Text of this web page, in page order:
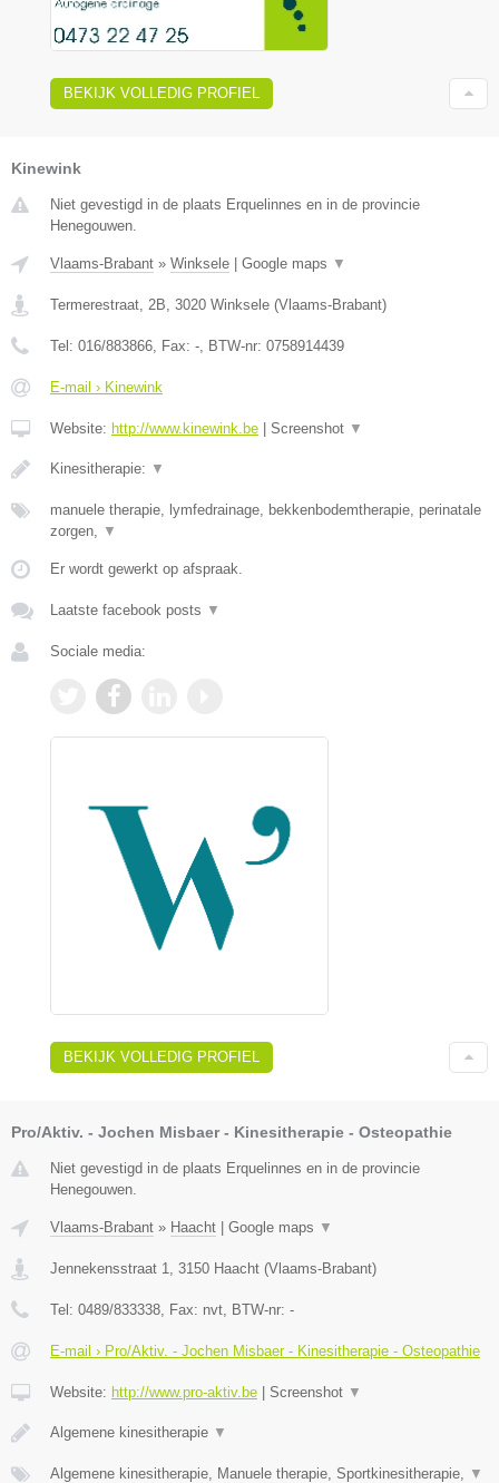
BEKIJK VOLLEDIG PROFIEL
Kinewink
Niet gevestigd in de plaats Erquelinnes en in de provincie
Henegouwen.
Vlaams-Brabant » Winksele Google maps ▼
Termerestraat, 2B 3020 Winksele (Vlaams-Brabant)
Tel: 016/883866 , Fax: - , BTW-nr: 0758914439
E-mail › Kinewink
Website: http://www.kinewink.be Screenshot ▼
Kinesitherapie: ▼
manuele therapie, lymfedrainage, bekkenbodemtherapie, perinatale
zorgen,
▼
Er wordt gewerkt op afspraak.
Laatste facebook posts ▼
Sociale media:
BEKIJK VOLLEDIG PROFIEL
Pro/Aktiv. - Jochen Misbaer - Kinesitherapie - Osteopathie
Niet gevestigd in de plaats Erquelinnes en in de provincie
Henegouwen.
Vlaams-Brabant » Haacht Google maps ▼
Jennekensstraat 1 3150 Haacht (Vlaams-Brabant)
Tel: 0489/833338 , Fax: nvt , BTW-nr: -
E-mail › Pro/Aktiv. - Jochen Misbaer - Kinesitherapie - Osteopathie
Website: http://www.pro-aktiv.be Screenshot ▼
Algemene kinesitherapie ▼
Algemene kinesitherapie, Manuele therapie, Sportkinesitherapie, ▼